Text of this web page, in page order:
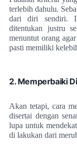
terlebih dahulu.
dari diri sendiri.
ditentukan justru
menuntut orang
pasti memiliki
2. Memperbaiki
Akan tetapi, cara
disertai dengan
lupa untuk
di lakukan dari